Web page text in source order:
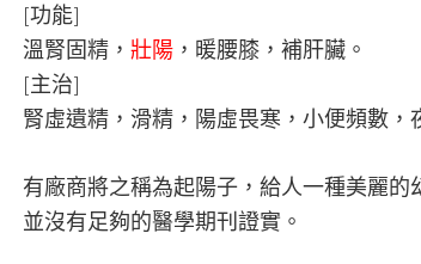
[功能]
溫腎固精， 壯陽 ，暖腰膝，補肝臟。
[主治]
腎虛遺精，滑精，陽虛畏寒，小便頻數，
有廠商將之稱為起陽子，給人一種美麗
並沒有足夠的醫學期刊證實。